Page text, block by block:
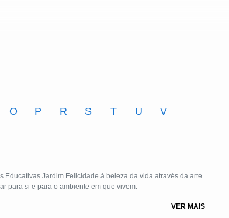
O P R S T U V
Educativas Jardim Felicidade à beleza da vida através da arte
para si e para o ambiente em que vivem.
VER MAIS